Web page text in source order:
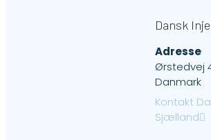
Dansk
Adresse
Ørstedvej
Danmark
Kontakt
Sjælland